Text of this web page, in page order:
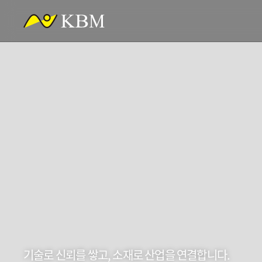
기술로 신뢰를 쌓고, 소재로 산업을 연결합니다.